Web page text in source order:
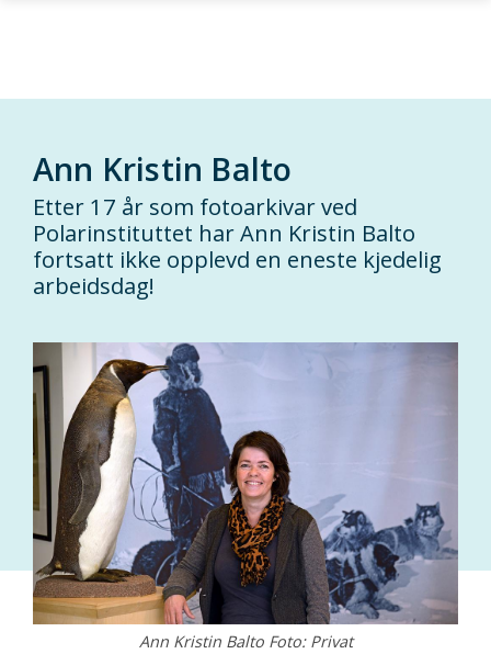
Ann Kristin Balto
Etter 17 år som fotoarkivar ved
Polarinstituttet har Ann Kristin Balto
fortsatt ikke opplevd en eneste kjedelig
arbeidsdag!
Ann Kristin Balto Foto: Privat